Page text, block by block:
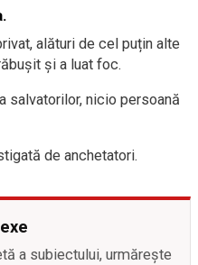
alături de cel puțin alte
și a luat foc.
salvatorilor, nicio persoană
de anchetatori.
a subiectului, urmărește